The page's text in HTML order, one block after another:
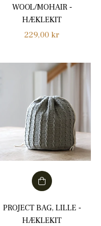
WOOL/MOHAIR -
HÆKLEKIT
Normalpris
229,00 kr
PROJECT BAG, LILLE -
HÆKLEKIT